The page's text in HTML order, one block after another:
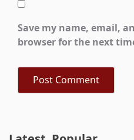
Save my name, email,
browser for the next